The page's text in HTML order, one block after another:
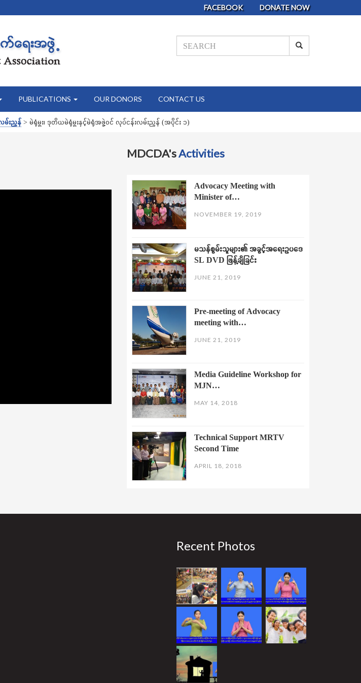
FACEBOOK DONATE NOW
PUBLICATIONS OUR DONORS CONTACT US
မ်းညွှန်> မဲရုံမှူး၊ ဒုတိယမဲရုံမှူးနှင့်မဲရုံအဖွဲ့ဝင် လုပ်ငန်းလမ်းညွှန် (အပိုင်း ၁)
MDCDA'sActivities
Advocacy Meeting with
Minister of…
NOVEMBER 19, 2019
မသန်စွမ်းသူများ၏ အခွင့်အရေးဥပဒေ
SL DVD ဖြန့်ချိခြင်း
JUNE 21, 2019
Pre-meeting of Advocacy
meeting with…
JUNE 21, 2019
Media Guideline Workshop for
MJN…
MAY 14, 2018
Technical Support MRTV
Second Time
APRIL 18, 2018
Recent Photos